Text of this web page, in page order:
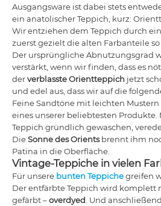
Ausgangsware ist dabei stets
ein anatolischer Teppich, kurz:
Wir entziehen dem Teppich durch
zuerst gezielt die alten Farbanteile
Der ursprüngliche Abnutzungsgrad
verstärkt, wenn wir finden, dass es
derverblasste Orientteppich jetzt
und edel aus, dass wir auf die
Feine Sandtöne mit leichten
eines unserer beliebtesten
Teppich gründlich gewaschen,
DieSonne des Orientsbrennt ihm
Patina in die Oberfläche.
Vintage-Teppiche in vielen
Für unsere bunten Teppichegreifen
Der entfärbte Teppich wird komplett
gefärbt –overdyed . Und